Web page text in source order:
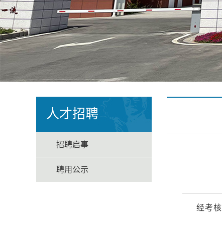
人才招聘
招聘启事
聘用公示
经考